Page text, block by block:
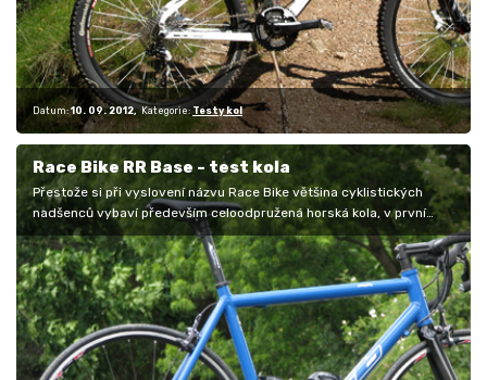
Datum: 10. 09. 2012 Kategorie: Testy kol
Race Bike RR Base - test kola
Přestože si při vyslovení názvu Race Bike většina cyklistických
nadšenců vybaví především celoodpružená horská kola, v první
polovině…